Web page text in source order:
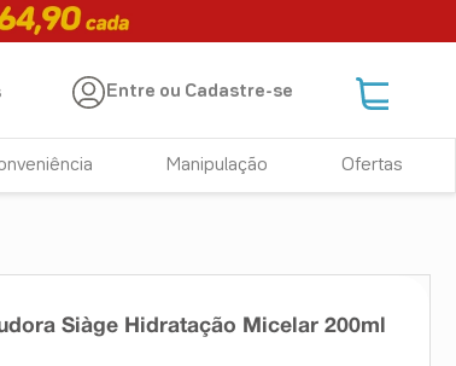
Entre ou Cadastre-se
Manipulação Ofertas
Siàge Hidratação Micelar 200ml